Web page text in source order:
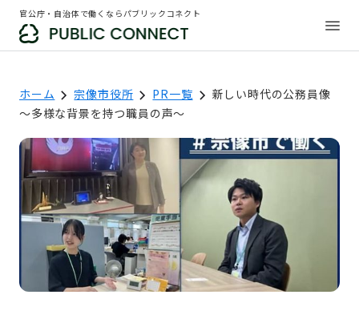
官公庁・自治体で働くならパブリックコネクト
ホーム 宗像市役所 PR一覧
新しい時代の公務員像
～多様な背景を持つ職員の声～